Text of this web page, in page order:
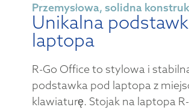
Przemysłowa, solidna
Unikalna
laptopa
R-Go Office to stylowa i
podstawka pod laptopa z
klawiaturę. Stojak na laptopa